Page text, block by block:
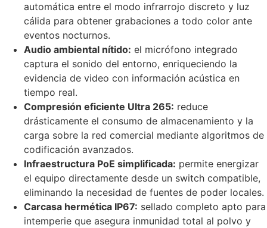
automática entre el modo infrarrojo discreto y luz
cálida para obtener grabaciones a todo color ante
eventos nocturnos.
Audio ambiental nítido: el micrófono integrado
captura el sonido del entorno, enriqueciendo la
evidencia de video con información acústica en
tiempo real.
Compresión eficiente Ultra 265: reduce
drásticamente el consumo de almacenamiento y la
carga sobre la red comercial mediante algoritmos de
codificación avanzados.
Infraestructura PoE simplificada: permite energizar
el equipo directamente desde un switch compatible,
eliminando la necesidad de fuentes de poder locales.
Carcasa hermética IP67: sellado completo apto para
intemperie que asegura inmunidad total al polvo y